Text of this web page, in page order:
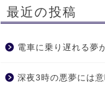
最近の投稿
電車に乗り遅れる夢
深夜3時の悪夢には意